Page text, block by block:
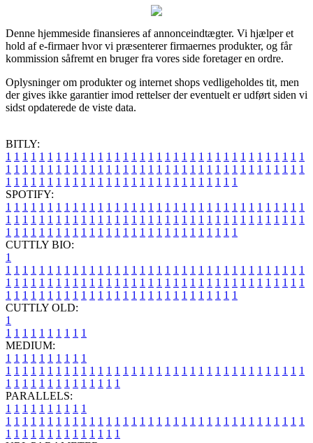
Denne hjemmeside finansieres af annonceindtægter. Vi hjælper et
hold af e-firmaer hvor vi præsenterer firmaernes produkter, og får
kommission såfremt en bruger fra vores side foretager en ordre.
Oplysninger om produkter og internet shops vedligeholdes tit, men
der gives ikke garantier imod rettelser der eventuelt er udført siden vi
sidst opdaterede de viste data.
BITLY:
1 1 1 1 1 1 1 1 1 1 1 1 1 1 1 1 1 1 1 1 1 1 1 1 1 1 1 1 1 1 1 1 1 1 1 1
1 1 1 1 1 1 1 1 1 1 1 1 1 1 1 1 1 1 1 1 1 1 1 1 1 1 1 1 1 1 1 1 1 1 1 1
1 1 1 1 1 1 1 1 1 1 1 1 1 1 1 1 1 1 1 1 1 1 1 1 1 1 1 1
SPOTIFY:
1 1 1 1 1 1 1 1 1 1 1 1 1 1 1 1 1 1 1 1 1 1 1 1 1 1 1 1 1 1 1 1 1 1 1 1
1 1 1 1 1 1 1 1 1 1 1 1 1 1 1 1 1 1 1 1 1 1 1 1 1 1 1 1 1 1 1 1 1 1 1 1
1 1 1 1 1 1 1 1 1 1 1 1 1 1 1 1 1 1 1 1 1 1 1 1 1 1 1 1
CUTTLY BIO:
1
1 1 1 1 1 1 1 1 1 1 1 1 1 1 1 1 1 1 1 1 1 1 1 1 1 1 1 1 1 1 1 1 1 1 1 1
1 1 1 1 1 1 1 1 1 1 1 1 1 1 1 1 1 1 1 1 1 1 1 1 1 1 1 1 1 1 1 1 1 1 1 1
1 1 1 1 1 1 1 1 1 1 1 1 1 1 1 1 1 1 1 1 1 1 1 1 1 1 1 1
CUTTLY OLD:
1
1 1 1 1 1 1 1 1 1 1
MEDIUM:
1 1 1 1 1 1 1 1 1 1
1 1 1 1 1 1 1 1 1 1 1 1 1 1 1 1 1 1 1 1 1 1 1 1 1 1 1 1 1 1 1 1 1 1 1 1
1 1 1 1 1 1 1 1 1 1 1 1 1 1
PARALLELS:
1 1 1 1 1 1 1 1 1 1
1 1 1 1 1 1 1 1 1 1 1 1 1 1 1 1 1 1 1 1 1 1 1 1 1 1 1 1 1 1 1 1 1 1 1 1
1 1 1 1 1 1 1 1 1 1 1 1 1 1